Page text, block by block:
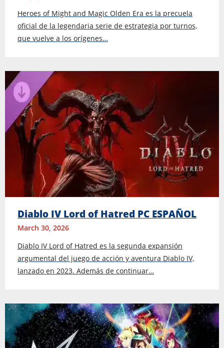
Heroes of Might and Magic Olden Era es la precuela
oficial de la legendaria serie de estrategia por turnos,
que vuelve a los orígenes…
Diablo IV Lord of Hatred PC ESPAÑOL
March 30, 2026
Diablo IV Lord of Hatred es la segunda expansión
argumental del juego de acción y aventura Diablo IV,
lanzado en 2023. Además de continuar…